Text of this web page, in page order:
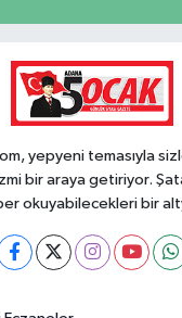
yepyeni temasıyla
bir araya getiriyor.
okuyabilecekleri bir